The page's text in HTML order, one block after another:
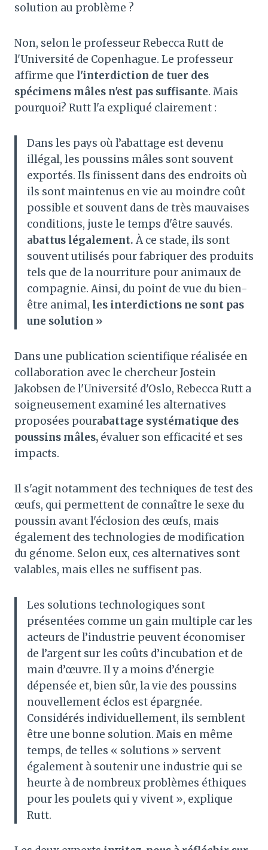
solution au problème ?
Non, selon le professeur Rebecca Rutt de
l'Université de Copenhague. Le professeur
affirme que l'interdiction de tuer des
spécimens mâles n'est pas suffisante. Mais
pourquoi? Rutt l'a expliqué clairement :
Dans les pays où l’abattage est devenu
illégal, les poussins mâles sont souvent
exportés. Ils finissent dans des endroits où
ils sont maintenus en vie au moindre coût
possible et souvent dans de très mauvaises
conditions, juste le temps d'être sauvés.
abattus légalement. À ce stade, ils sont
souvent utilisés pour fabriquer des produits
tels que de la nourriture pour animaux de
compagnie. Ainsi, du point de vue du bien-
être animal, les interdictions ne sont pas
une solution »
Dans une publication scientifique réalisée en
collaboration avec le chercheur Jostein
Jakobsen de l'Université d'Oslo, Rebecca Rutt a
soigneusement examiné les alternatives
proposées pourabattage systématique des
poussins mâles, évaluer son efficacité et ses
impacts.
Il s'agit notamment des techniques de test des
œufs, qui permettent de connaître le sexe du
poussin avant l'éclosion des œufs, mais
également des technologies de modification
du génome. Selon eux, ces alternatives sont
valables, mais elles ne suffisent pas.
Les solutions technologiques sont
présentées comme un gain multiple car les
acteurs de l’industrie peuvent économiser
de l’argent sur les coûts d’incubation et de
main d’œuvre. Il y a moins d’énergie
dépensée et, bien sûr, la vie des poussins
nouvellement éclos est épargnée.
Considérés individuellement, ils semblent
être une bonne solution. Mais en même
temps, de telles « solutions » servent
également à soutenir une industrie qui se
heurte à de nombreux problèmes éthiques
pour les poulets qui y vivent », explique
Rutt.